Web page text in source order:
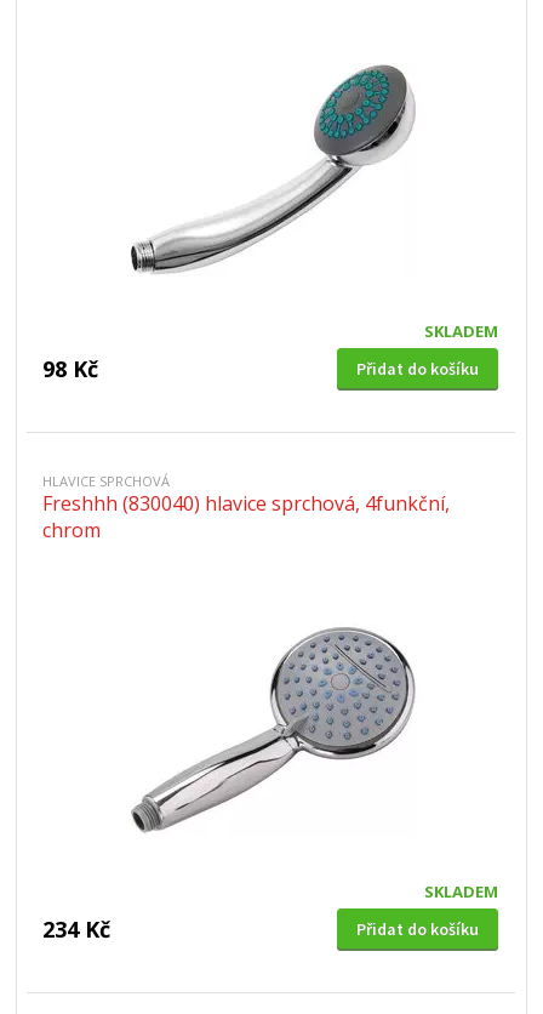
SKLADEM
98 Kč Přidat do košíku
HLAVICE SPRCHOVÁ
Freshhh (830040) hlavice sprchová, 4funkční,
chrom
SKLADEM
234 Kč Přidat do košíku